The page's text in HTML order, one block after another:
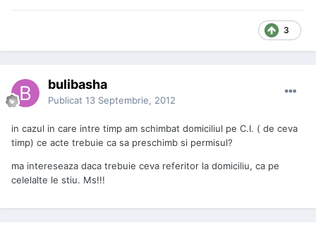
3
bulibasha
Publicat 13 Septembrie, 2012
in cazul in care intre timp am schimbat domiciliul pe C.I. ( de ceva
timp) ce acte trebuie ca sa preschimb si permisul?
ma intereseaza daca trebuie ceva referitor la domiciliu, ca pe
celelalte le stiu. Ms!!!